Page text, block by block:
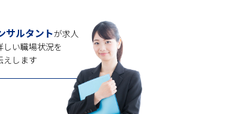
サルタントが求人
しい職場状況を
えします